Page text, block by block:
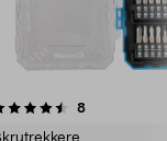
8anmeldelser
5.0 av 5 stjerner